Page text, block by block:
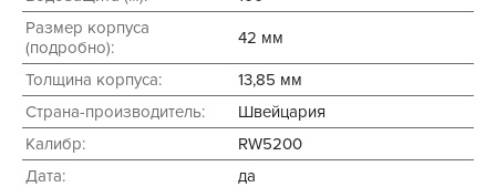
Размер корпуса
(подробно):
42 мм
Толщина корпуса:
13,85 мм
Страна-производитель:
Швейцария
Калибр:
RW5200
Дата:
да